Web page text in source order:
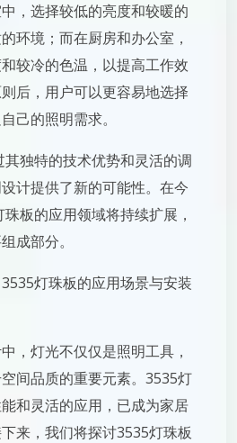
，选择较低的亮度和较暖的
环境；而在厨房和办公室，
较冷的色温，以提高工作效
后，用户可以更容易地选择
己的照明需求。
独特的技术优势和灵活的调
计提供了新的可能性。在今
板的应用领域将持续扩展，
成部分。
灯珠板的应用场景与安装
，灯光不仅仅是照明工具，
间品质的重要元素。3535灯
和灵活的应用，已成为家居
来，我们将探讨3535灯珠板